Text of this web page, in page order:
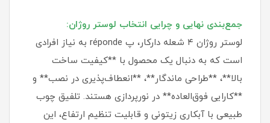
جمع‌بندی نهایی و چرایی انتخاب لوستر روژان:
لوستر روژان ۴ شعله دارکار، پ réponde به نیاز افرادی
است که به دنبال یک محصول با **کیفیت ساخت
بالا**، **طراحی ماندگار**، **انعطاف‌پذیری در نصب** و
**کارایی فوق‌العاده** در نورپردازی هستند. تلفیق چوب
طبیعی با آبکاری زیتونی و قابلیت تنظیم ارتفاع، این